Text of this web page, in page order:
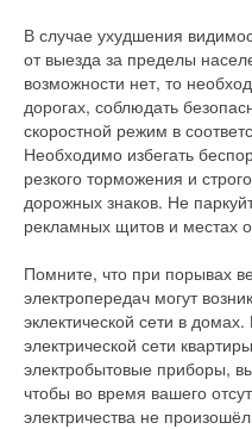
В случае ухудшения
от выезда за пределы
возможности нет, то
дорогах, соблюдать
скоростной режим в
Необходимо избегать
резкого торможения и
дорожных знаков. Не
рекламных щитов и местах
Помните, что при порывах
электропередач могут
эклектической сети в
электрической сети
электробытовые приборы,
чтобы во время вашего
электричества не